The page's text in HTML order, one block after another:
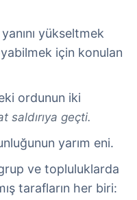
yükseltmek
için konulan
ordunun iki
saldırıya geçti.
yarım eni.
ve topluluklarda
tarafların her biri: